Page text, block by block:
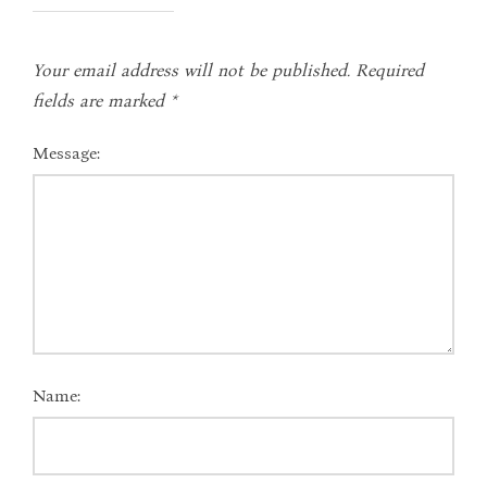
Your email address will not be published. Required
fields are marked *
Message:
Name: